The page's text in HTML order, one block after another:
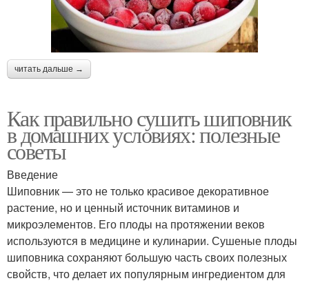
читать дальше →
Как правильно сушить шиповник
в домашних условиях: полезные
советы
Введение
Шиповник — это не только красивое декоративное
растение, но и ценный источник витаминов и
микроэлементов. Его плоды на протяжении веков
используются в медицине и кулинарии. Сушеные плоды
шиповника сохраняют большую часть своих полезных
свойств, что делает их популярным ингредиентом для